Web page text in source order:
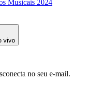
Musicais 2024
vivo
no seu e-mail.